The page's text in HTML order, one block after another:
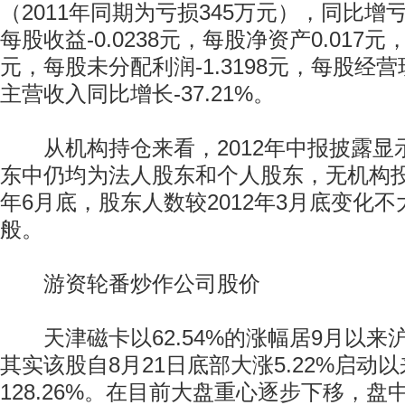
（2011年同期为亏损345万元），同比增
每股收益-0.0238元，每股净资产0.017元
元，每股未分配利润-1.3198元，每股经
主营收入同比增长-37.21%。
从机构持仓来看，2012年中报披露显
东中仍均为法人股东和个人股东，无机构
年6月底，股东人数较2012年3月底变化不
般。
游资轮番炒作公司股价
天津磁卡以62.54%的涨幅居9月以来
其实该股自8月21日底部大涨5.22%启动
128.26%。在目前大盘重心逐步下移，盘